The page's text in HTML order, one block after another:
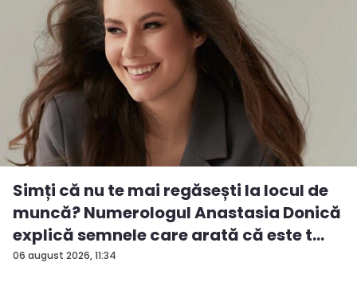
06 august 2026, 11:34
Simți că nu te mai regăsești la locul de
muncă? Numerologul Anastasia Donică
explică semnele care arată că este t...